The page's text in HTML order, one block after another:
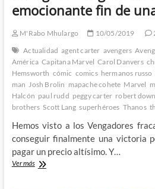
emocionante fin de
M'Rabo Mhulargo 10/05/2019
Actualidad agent carter avengers
América Capitana Marvel Carol Danvers
Hemsworth cómic comics hermanos russo
man Josh Brolin mapache cohete Marvel
Halcón paul rudd peggy carter robert
brothers Scott Lang superhéroes Thanos
Hemos visto a los Vengadores
conseguir finalmente una victoria
pagar un precio altísimo. Y…
Ver másAvengers: